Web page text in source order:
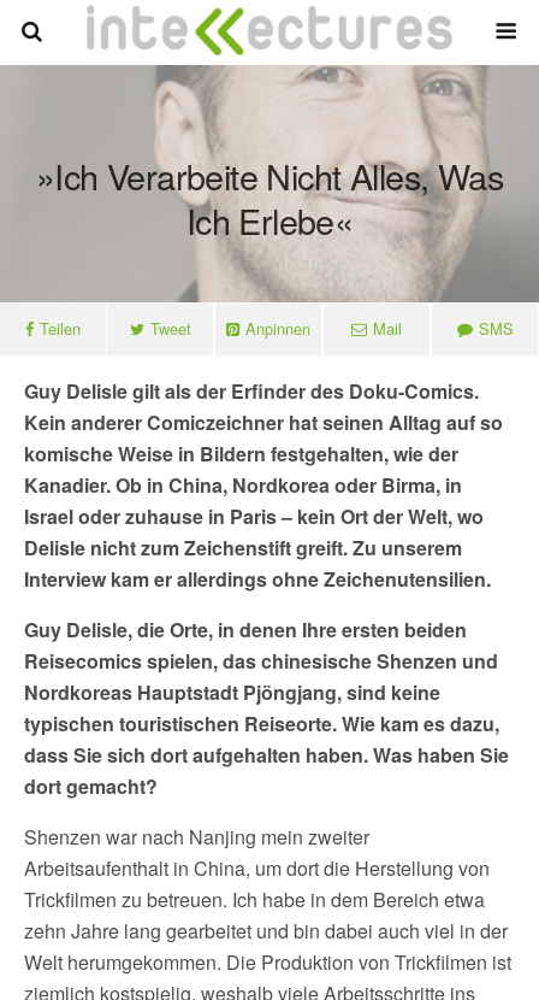
»Ich Verarbeite Nicht Alles, Was
Ich Erlebe«
Teilen Tweet Anpinnen Mail SMS
Guy Delisle gilt als der Erfinder des Doku-Comics.
Kein anderer Comiczeichner hat seinen Alltag auf so
komische Weise in Bildern festgehalten, wie der
Kanadier. Ob in China, Nordkorea oder Birma, in
Israel oder zuhause in Paris – kein Ort der Welt, wo
Delisle nicht zum Zeichenstift greift. Zu unserem
Interview kam er allerdings ohne Zeichenutensilien.
Guy Delisle, die Orte, in denen Ihre ersten beiden
Reisecomics spielen, das chinesische Shenzen und
Nordkoreas Hauptstadt Pjöngjang, sind keine
typischen touristischen Reiseorte. Wie kam es dazu,
dass Sie sich dort aufgehalten haben. Was haben Sie
dort gemacht?
Shenzen war nach Nanjing mein zweiter
Arbeitsaufenthalt in China, um dort die Herstellung von
Trickfilmen zu betreuen. Ich habe in dem Bereich etwa
zehn Jahre lang gearbeitet und bin dabei auch viel in der
Welt herumgekommen. Die Produktion von Trickfilmen ist
ziemlich kostspielig, weshalb viele Arbeitsschritte ins